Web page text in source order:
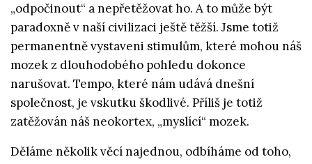
„odpočinout“ a nepřetěžovat ho. A to může být
paradoxně v naší civilizaci ještě těžší. Jsme totiž
permanentně vystaveni stimulům, které mohou náš
mozek z dlouhodobého pohledu dokonce
narušovat. Tempo, které nám udává dnešní
společnost, je vskutku škodlivé. Příliš je totiž
zatěžován náš neokortex, „myslící“ mozek.
Děláme několik věcí najednou, odbíháme od toho,